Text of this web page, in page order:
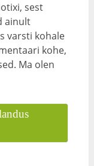
sest
ainult
varsti kohale
kohe,
Ma olen